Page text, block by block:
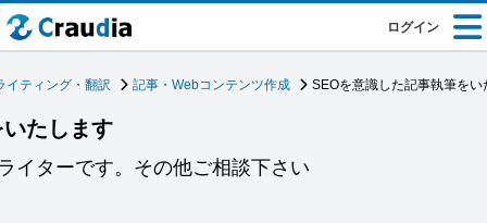
ログイン
イティング・翻訳 記事・Webコンテンツ作成 SEOを意識した記事執筆をい
たします
イターです。その他ご相談下さい